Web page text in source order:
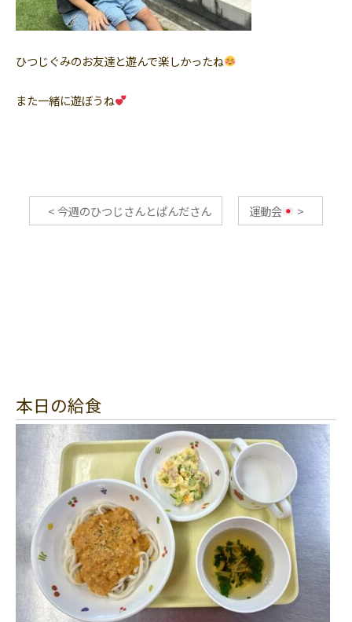
ひつじぐみのお友達と遊んで楽しかったね
また一緒に遊ぼうね
<今週のひつじさんとぱんださん 運動会 >
本日の給食